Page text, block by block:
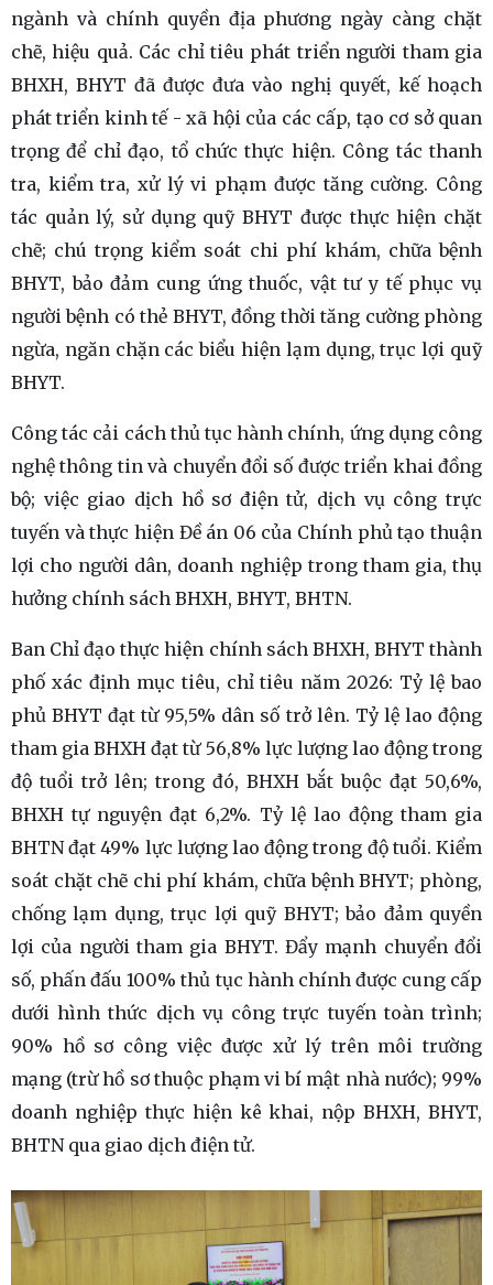
ngành và chính quyền địa phương ngày càng chặt
chẽ, hiệu quả. Các chỉ tiêu phát triển người tham gia
BHXH, BHYT đã được đưa vào nghị quyết, kế hoạch
phát triển kinh tế - xã hội của các cấp, tạo cơ sở quan
trọng để chỉ đạo, tổ chức thực hiện. Công tác thanh
tra, kiểm tra, xử lý vi phạm được tăng cường. Công
tác quản lý, sử dụng quỹ BHYT được thực hiện chặt
chẽ; chú trọng kiểm soát chi phí khám, chữa bệnh
BHYT, bảo đảm cung ứng thuốc, vật tư y tế phục vụ
người bệnh có thẻ BHYT, đồng thời tăng cường phòng
ngừa, ngăn chặn các biểu hiện lạm dụng, trục lợi quỹ
BHYT.
Công tác cải cách thủ tục hành chính, ứng dụng công
nghệ thông tin và chuyển đổi số được triển khai đồng
bộ; việc giao dịch hồ sơ điện tử, dịch vụ công trực
tuyến và thực hiện Đề án 06 của Chính phủ tạo thuận
lợi cho người dân, doanh nghiệp trong tham gia, thụ
hưởng chính sách BHXH, BHYT, BHTN.
Ban Chỉ đạo thực hiện chính sách BHXH, BHYT thành
phố xác định mục tiêu, chỉ tiêu năm 2026: Tỷ lệ bao
phủ BHYT đạt từ 95,5% dân số trở lên. Tỷ lệ lao động
tham gia BHXH đạt từ 56,8% lực lượng lao động trong
độ tuổi trở lên; trong đó, BHXH bắt buộc đạt 50,6%,
BHXH tự nguyện đạt 6,2%. Tỷ lệ lao động tham gia
BHTN đạt 49% lực lượng lao động trong độ tuổi. Kiểm
soát chặt chẽ chi phí khám, chữa bệnh BHYT; phòng,
chống lạm dụng, trục lợi quỹ BHYT; bảo đảm quyền
lợi của người tham gia BHYT. Đẩy mạnh chuyển đổi
số, phấn đấu 100% thủ tục hành chính được cung cấp
dưới hình thức dịch vụ công trực tuyến toàn trình;
90% hồ sơ công việc được xử lý trên môi trường
mạng (trừ hồ sơ thuộc phạm vi bí mật nhà nước); 99%
doanh nghiệp thực hiện kê khai, nộp BHXH, BHYT,
BHTN qua giao dịch điện tử.